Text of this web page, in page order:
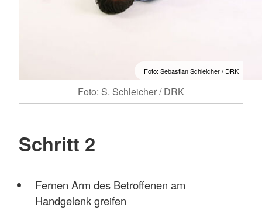
Foto: Sebastian Schleicher / DRK
Foto: S. Schleicher / DRK
Schritt 2
Fernen Arm des Betroffenen am
Handgelenk greifen